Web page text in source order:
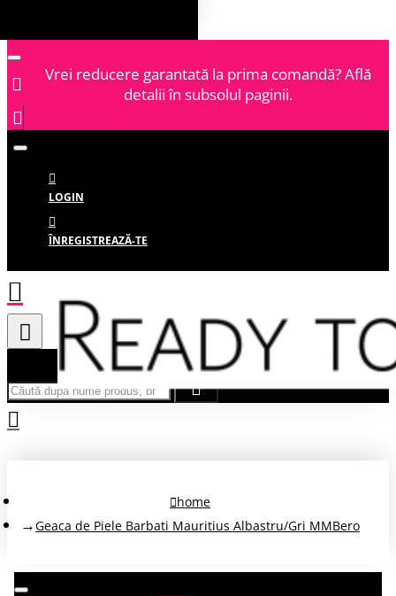
Vrei reducere garantată la prima comandă? Află
detalii în subsolul paginii.
LOGIN
ÎNREGISTREAZĂ-TE
Căută după nume produs, brand...
home
Geaca de Piele Barbati Mauritius Albastru/Gri MMBero